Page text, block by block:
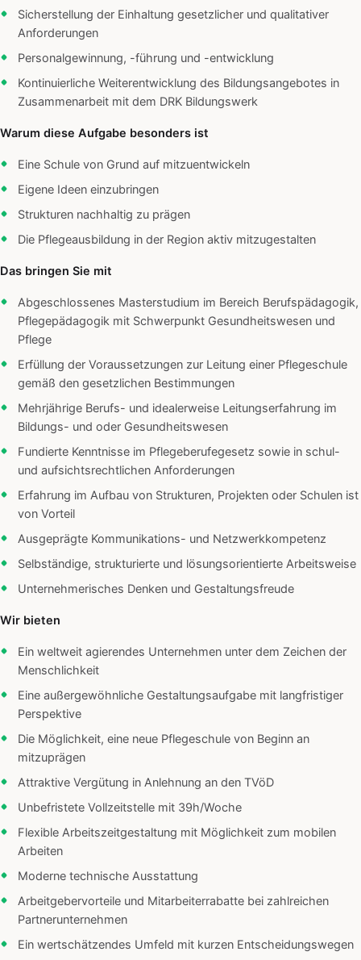
Sicherstellung der Einhaltung gesetzlicher und qualitativer
Anforderungen
Personalgewinnung, -führung und -entwicklung
Kontinuierliche Weiterentwicklung des Bildungsangebotes in
Zusammenarbeit mit dem DRK Bildungswerk
Warum diese Aufgabe besonders ist
Eine Schule von Grund auf mitzuentwickeln
Eigene Ideen einzubringen
Strukturen nachhaltig zu prägen
Die Pflegeausbildung in der Region aktiv mitzugestalten
Das bringen Sie mit
Abgeschlossenes Masterstudium im Bereich Berufspädagogik,
Pflegepädagogik mit Schwerpunkt Gesundheitswesen und
Pflege
Erfüllung der Voraussetzungen zur Leitung einer Pflegeschule
gemäß den gesetzlichen Bestimmungen
Mehrjährige Berufs- und idealerweise Leitungserfahrung im
Bildungs- und oder Gesundheitswesen
Fundierte Kenntnisse im Pflegeberufegesetz sowie in schul-
und aufsichtsrechtlichen Anforderungen
Erfahrung im Aufbau von Strukturen, Projekten oder Schulen ist
von Vorteil
Ausgeprägte Kommunikations- und Netzwerkkompetenz
Selbständige, strukturierte und lösungsorientierte Arbeitsweise
Unternehmerisches Denken und Gestaltungsfreude
Wir bieten
Ein weltweit agierendes Unternehmen unter dem Zeichen der
Menschlichkeit
Eine außergewöhnliche Gestaltungsaufgabe mit langfristiger
Perspektive
Die Möglichkeit, eine neue Pflegeschule von Beginn an
mitzuprägen
Attraktive Vergütung in Anlehnung an den TVöD
Unbefristete Vollzeitstelle mit 39h/Woche
Flexible Arbeitszeitgestaltung mit Möglichkeit zum mobilen
Arbeiten
Moderne technische Ausstattung
Arbeitgebervorteile und Mitarbeiterrabatte bei zahlreichen
Partnerunternehmen
Ein wertschätzendes Umfeld mit kurzen Entscheidungswegen